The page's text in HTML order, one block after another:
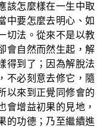
該怎麼樣在一生中取
中要怎麼去明心、如
切法。從來不是以教
會自然而然生起，解
得到了；因為解脫法
不必刻意去修它，隨
以來到正覺同修會的
會增益初果的見地，
的功德；乃至繼續進